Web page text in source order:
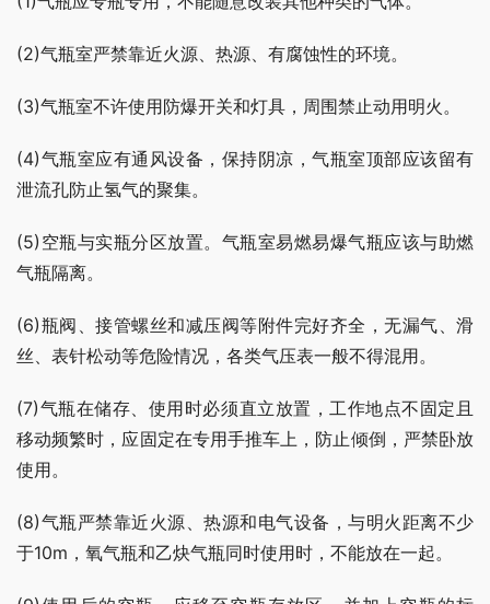
(2)气瓶室严禁靠近火源、热源、有腐蚀性的环境。
(3)气瓶室不许使用防爆开关和灯具，周围禁止动用明火。
(4)气瓶室应有通风设备，保持阴凉，气瓶室顶部应该留有
泄流孔防止氢气的聚集。
(5)空瓶与实瓶分区放置。气瓶室易燃易爆气瓶应该与助燃
气瓶隔离。
(6)瓶阀、接管螺丝和减压阀等附件完好齐全，无漏气、滑
丝、表针松动等危险情况，各类气压表一般不得混用。
(7)气瓶在储存、使用时必须直立放置，工作地点不固定且
移动频繁时，应固定在专用手推车上，防止倾倒，严禁卧放
使用。
(8)气瓶严禁靠近火源、热源和电气设备，与明火距离不少
于10m，氧气瓶和乙炔气瓶同时使用时，不能放在一起。